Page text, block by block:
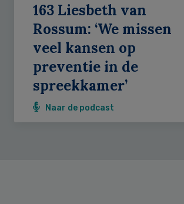
163 Liesbeth van
Rossum: ‘We missen
veel kansen op
preventie in de
spreekkamer’
Naar de podcast